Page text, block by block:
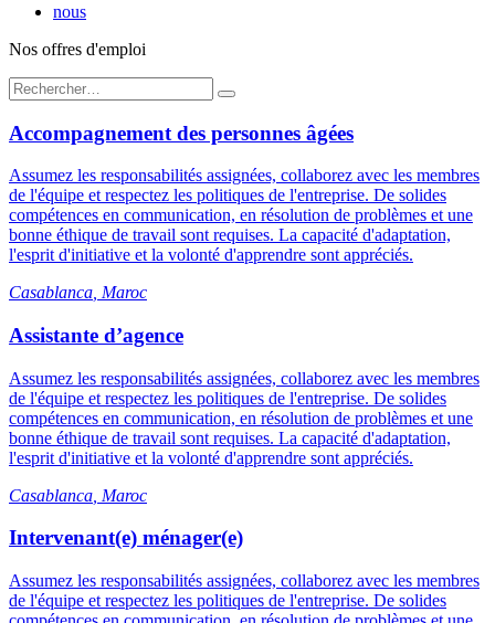
nous
Nos offres d'emploi
Accompagnement des personnes âgées
Assumez les responsabilités assignées, collaborez avec les membres
de l'équipe et respectez les politiques de l'entreprise. De solides
compétences en communication, en résolution de problèmes et une
bonne éthique de travail sont requises. La capacité d'adaptation,
l'esprit d'initiative et la volonté d'apprendre sont appréciés.
Casablanca Maroc
Assistante d’agence
Assumez les responsabilités assignées, collaborez avec les membres
de l'équipe et respectez les politiques de l'entreprise. De solides
compétences en communication, en résolution de problèmes et une
bonne éthique de travail sont requises. La capacité d'adaptation,
l'esprit d'initiative et la volonté d'apprendre sont appréciés.
Casablanca Maroc
Intervenant(e) ménager(e)
Assumez les responsabilités assignées, collaborez avec les membres
de l'équipe et respectez les politiques de l'entreprise. De solides